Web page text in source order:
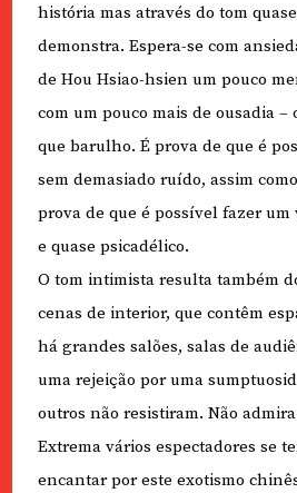
história mas através do tom
demonstra. Espera-se com
de Hou Hsiao-hsien um pouco
com um pouco mais de ousadia –
que barulho. É prova de que é
sem demasiado ruído, assim
prova de que é possível fazer
e quase psicadélico.
O tom intimista resulta também
cenas de interior, que contêm
há grandes salões, salas de
uma rejeição por uma
outros não resistiram. Não
Extrema vários espectadores se
encantar por este exotismo